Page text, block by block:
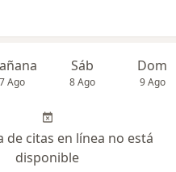
7 Ago
Sáb
8 Ago
Dom
9 Ago
de citas en línea no está
disponible